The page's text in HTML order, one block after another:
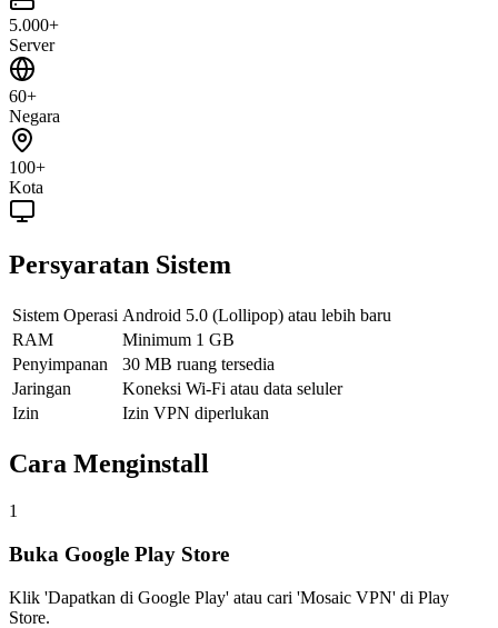
5.000+
Server
60+
Negara
100+
Kota
Persyaratan Sistem
Sistem Operasi Android 5.0 (Lollipop) atau lebih baru
RAM
Minimum 1 GB
Penyimpanan
30 MB ruang tersedia
Jaringan
Koneksi Wi-Fi atau data seluler
Izin
Izin VPN diperlukan
Cara Menginstall
1
Buka Google Play Store
Klik 'Dapatkan di Google Play' atau cari 'Mosaic VPN' di Play
Store.